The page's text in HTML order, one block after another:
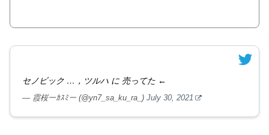
セノビック …，ツルハ に 売ってた ←
— 霞桜ーｶｽﾐー (@yn7_sa_ku_ra_) July 30, 2021